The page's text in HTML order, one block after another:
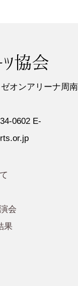
オンアリーナ周南
0602 E-
会
果